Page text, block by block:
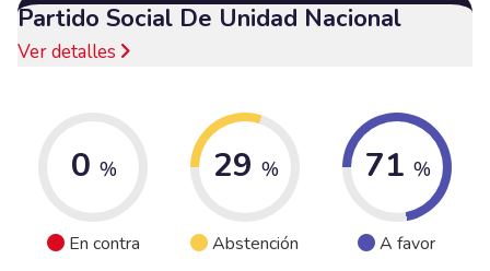
Partido Social De Unidad Nacional
Ver detalles
0 %
En contra
29 %
Abstención
71 %
A favor